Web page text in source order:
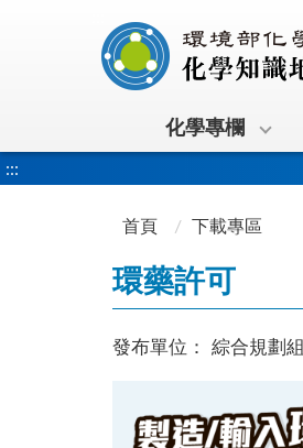
化學專欄
:::
首頁 下載專區
環藥許可
發布單位： 綜合規劃組